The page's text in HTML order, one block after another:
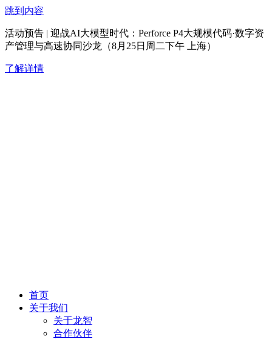
跳到内容
活动预告 | 迎战AI大模型时代：Perforce P4大规模代码·数字资
产管理与高速协同沙龙（8月25日周二下午 上海）
了解详情
首页
关于我们
关于龙智
合作伙伴